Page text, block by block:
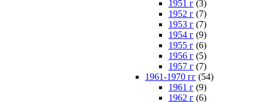
1951 г (3)
1952 г (7)
1953 г (7)
1954 г (9)
1955 г (6)
1956 г (5)
1957 г (7)
1961-1970 гг (54)
1961 г (9)
1962 г (6)